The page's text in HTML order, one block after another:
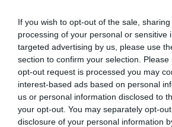
If you wish to opt-out of the sale,
processing of your personal or sensitive
targeted advertising by us, please use
section to confirm your selection.
opt-out request is processed you may
interest-based ads based on personal
us or personal information disclosed to
your opt-out. You may separately opt-
disclosure of your personal information
Ne feledkezzenek el a
módszerekről sem, mely
ismeretlen személyek
segélyszervezetek, hatóságok
vissza és így jutnak be
otthonaikba!